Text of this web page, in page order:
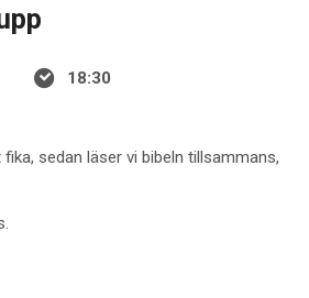
18:30
sedan läser vi bibeln tillsammans,